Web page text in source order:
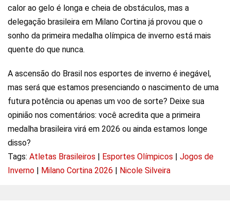
calor ao gelo é longa e cheia de obstáculos, mas a
delegação brasileira em Milano Cortina já provou que o
sonho da primeira medalha olímpica de inverno está mais
quente do que nunca.
A ascensão do Brasil nos esportes de inverno é inegável,
mas será que estamos presenciando o nascimento de uma
futura potência ou apenas um voo de sorte? Deixe sua
opinião nos comentários: você acredita que a primeira
medalha brasileira virá em 2026 ou ainda estamos longe
disso?
Tags: Atletas Brasileiros | Esportes Olímpicos | Jogos de
Inverno | Milano Cortina 2026 | Nicole Silveira